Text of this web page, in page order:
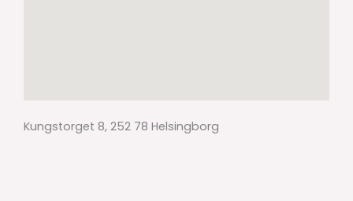
Kungstorget 8, 252 78 Helsingborg